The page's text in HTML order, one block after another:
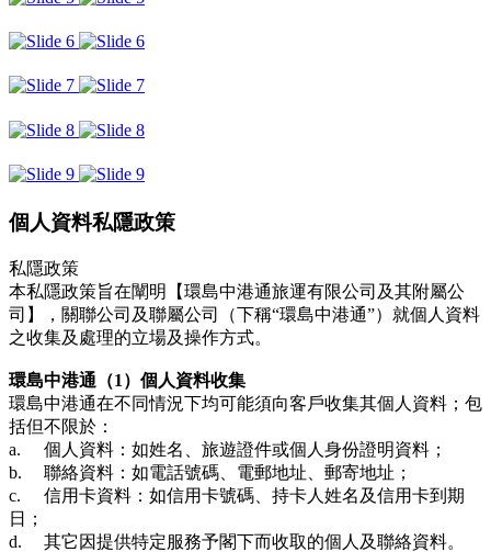
個人資料私隱政策
私隱政策
本私隱政策旨在闡明【環島中港通旅運有限公司及其附屬公
司】，關聯公司及聯屬公司（下稱“環島中港通”）就個人資料
之收集及處理的立場及操作方式。
環島中港通（1）個人資料收集
環島中港通在不同情況下均可能須向客戶收集其個人資料；包
括但不限於：
a.
個人資料：如姓名、旅遊證件或個人身份證明資料；
b.
聯絡資料：如電話號碼、電郵地址、郵寄地址；
c.
信用卡資料：如信用卡號碼、持卡人姓名及信用卡到期
日；
d.
其它因提供特定服務予閣下而收取的個人及聯絡資料。